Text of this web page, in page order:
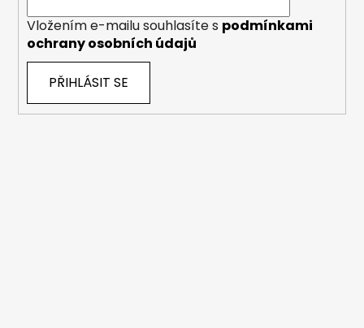
Vložením e-mailu souhlasíte s podmínkami
ochrany osobních údajů
PŘIHLÁSIT SE